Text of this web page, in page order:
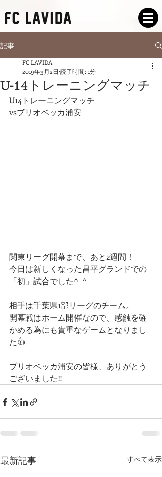
記事
U-14トレーニングマッチ
FC LAVIDA
2019年3月2日 読了時間: 1分
U14トレーニングマッチ
vsブリオベッカ浦安
関東リーグ開幕まで、あと2週間！
今日は新しくなった昌平グランドでの
「初」試合でした^_^
相手は千葉県1部リーグのチーム。
開幕戦はホーム開催なので、感触を確
かめる為にも貴重なゲームとなりまし
た👍
ブリオベッカ浦安の皆様、ありがとう
ございました‼️
最新記事 すべて表示